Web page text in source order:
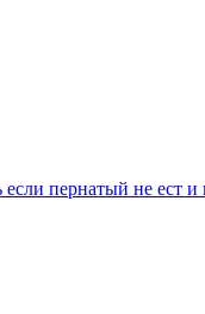
пернатый не ест